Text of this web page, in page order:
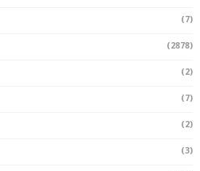
(7)
(2878)
(2)
(7)
(2)
(3)